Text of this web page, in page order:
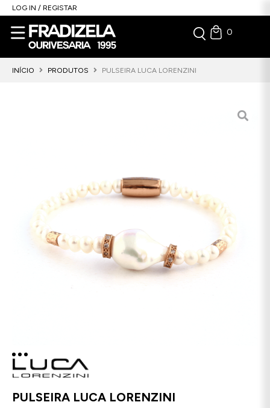
LOG IN / REGISTAR
0
INÍCIO PRODUTOS PULSEIRA LUCA LORENZINI
PULSEIRA LUCA LORENZINI